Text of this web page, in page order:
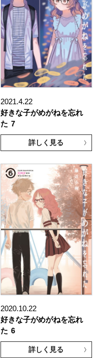
2021.4.22
好きな子がめがねを忘れ
た 7
詳しく見る
2020.10.22
好きな子がめがねを忘れ
た 6
詳しく見る